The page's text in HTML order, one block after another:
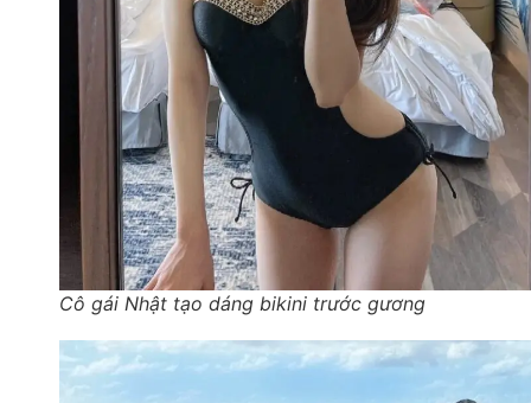
Cô gái Nhật tạo dáng bikini trước gương